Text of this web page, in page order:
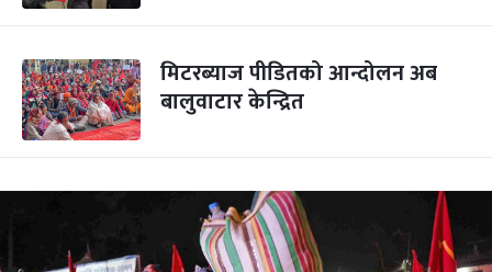
मिटरब्याज पीडितको आन्दोलन अब
बालुवाटार केन्द्रित